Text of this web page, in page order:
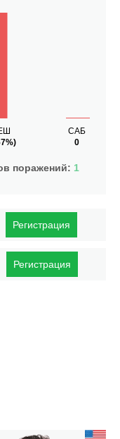
САБ
0
поражений: 1
Регистрация
Регистрация